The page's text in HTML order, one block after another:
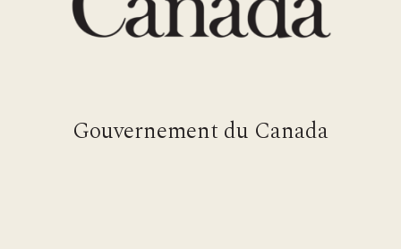
Gouvernement du Canada